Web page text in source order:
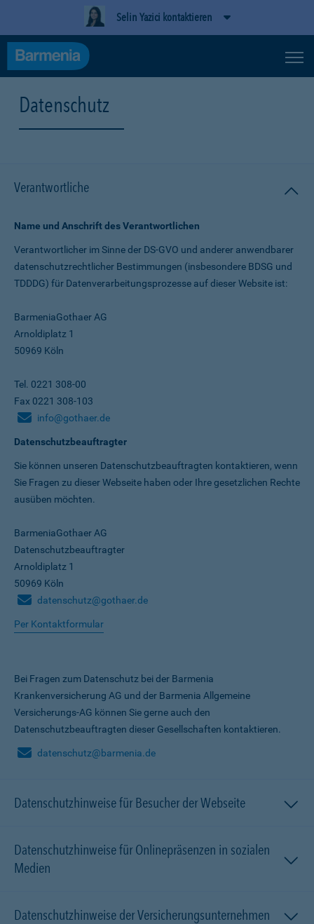
Selin Yazici kontaktieren
Datenschutz
Verantwortliche
Name und Anschrift des Verantwortlichen
Verantwortlicher im Sinne der DS-GVO und anderer anwendbarer
datenschutz­rechtlicher Bestimmungen (insbesondere BDSG und
TDDDG) für Daten­verarbeitungs­prozesse auf dieser Website ist:
BarmeniaGothaer AG
Arnoldiplatz 1
50969 Köln
Tel. 0221 308-00
Fax 0221 308-103
info@gothaer.de
Datenschutzbeauftragter
Sie können unseren Datenschutz­beauftragten kontaktieren, wenn
Sie Fragen zu dieser Webseite haben oder Ihre gesetzlichen Rechte
ausüben möchten.
BarmeniaGothaer AG
Datenschutzbeauftragter
Arnoldiplatz 1
50969 Köln
datenschutz@gothaer.de
Per Kontaktformular
Bei Fragen zum Datenschutz bei der Barmenia
Krankenversicherung AG und der Barmenia Allgemeine
Versicherungs-AG können Sie gerne auch den
Datenschutzbeauftragten dieser Gesellschaften kontaktieren.
datenschutz@barmenia.de
Datenschutzhinweise für Besucher der Webseite
Datenschutzhinweise für Onlinepräsenzen in sozialen
Medien
Datenschutzhinweise der Versicherungsunternehmen